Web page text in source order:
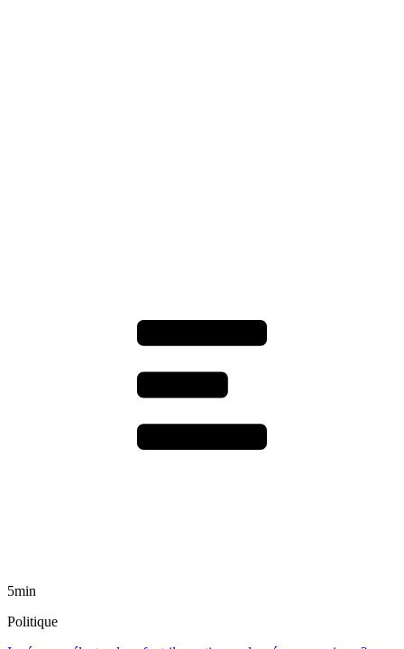
5min
Politique